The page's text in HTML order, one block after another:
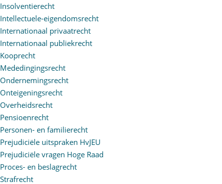
Insolventierecht
Intellectuele-eigendomsrecht
Internationaal privaatrecht
Internationaal publiekrecht
Kooprecht
Mededingingsrecht
Ondernemingsrecht
Onteigeningsrecht
Overheidsrecht
Pensioenrecht
Personen- en familierecht
Prejudiciële uitspraken HvJEU
Prejudiciële vragen Hoge Raad
Proces- en beslagrecht
Strafrecht